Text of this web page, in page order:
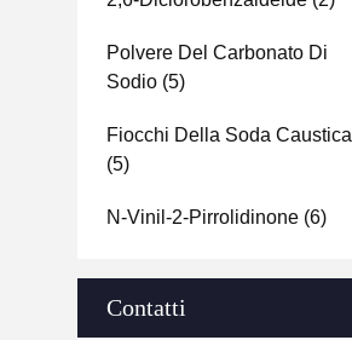
Polvere Del Carbonato Di
Sodio (5)
Fiocchi Della Soda Caustica
(5)
N-Vinil-2-Pirrolidinone (6)
Contatti